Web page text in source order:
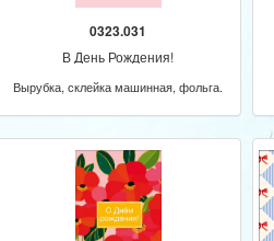
0323.031
В День Рождения!
Вырубка, склейка машинная, фольга.